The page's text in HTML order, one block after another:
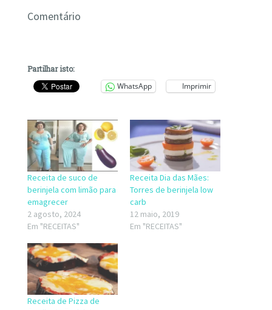
Comentário
Partilhar isto:
WhatsApp Imprimir
Receita de suco de
berinjela com limão para
emagrecer
2 agosto, 2024
Em "RECEITAS"
Receita Dia das Mães:
Torres de berinjela low
carb
12 maio, 2019
Em "RECEITAS"
Receita de Pizza de